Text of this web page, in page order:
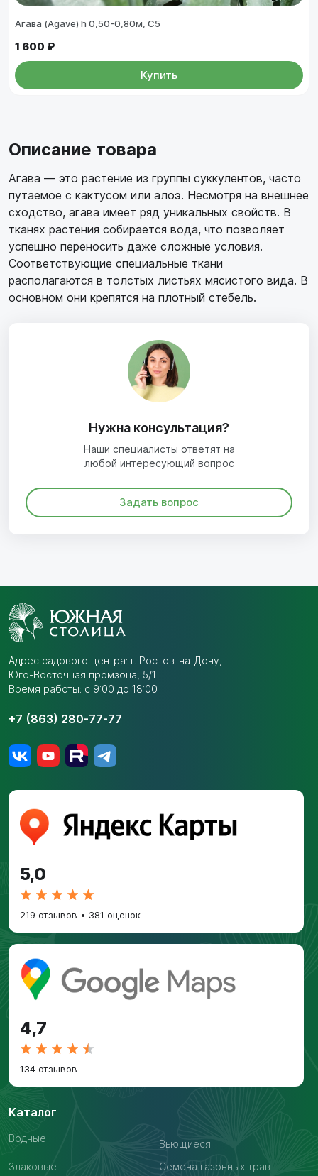
Агава (Agave) h 0,50-0,80м, С5
1 600 ₽
Купить
Описание товара
Агава — это растение из группы суккулентов, часто
путаемое с кактусом или алоэ. Несмотря на внешнее
сходство, агава имеет ряд уникальных свойств. В
тканях растения собирается вода, что позволяет
успешно переносить даже сложные условия.
Соответствующие специальные ткани
располагаются в толстых листьях мясистого вида. В
основном они крепятся на плотный стебель.
Нужна консультация?
Наши специалисты ответят на
любой интересующий вопрос
Задать вопрос
Адрес садового центра: г. Ростов-на-Дону,
Юго-Восточная промзона, 5/1
Время работы: с 9:00 до 18:00
+7 (863) 280-77-77
5,0
219 отзывов • 381 оценок
4,7
134 отзывов
Каталог
Водные
Вьющиеся
Злаковые
Семена газонных трав